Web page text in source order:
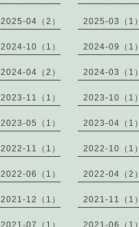
2025-04（2） 2025-03（1）
2024-10（1） 2024-09（1）
2024-04（2） 2024-03（1）
2023-11（1） 2023-10（1）
2023-05（1） 2023-04（1）
2022-11（1） 2022-10（1）
2022-06（1） 2022-04（2）
2021-12（1） 2021-11（1）
2021-07（1） 2021-06（1）